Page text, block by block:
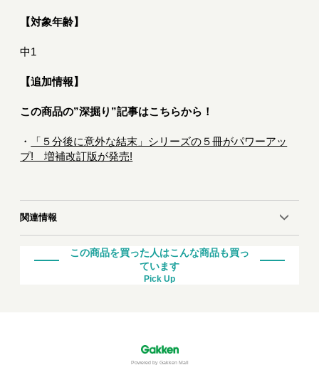
【対象年齢】
中1
【追加情報】
この商品の”深掘り”記事はこちらから！
・
「５分後に意外な結末」シリーズの５冊がパワーアッ
プ! 増補改訂版が発売!
関連情報
この商品を買った人はこんな商品も買っ
ています
Pick Up
Powered by Gakken Mall